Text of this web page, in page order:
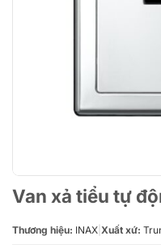
Van xả tiểu tự
Thương hiệu: INAX Xuất xứ: